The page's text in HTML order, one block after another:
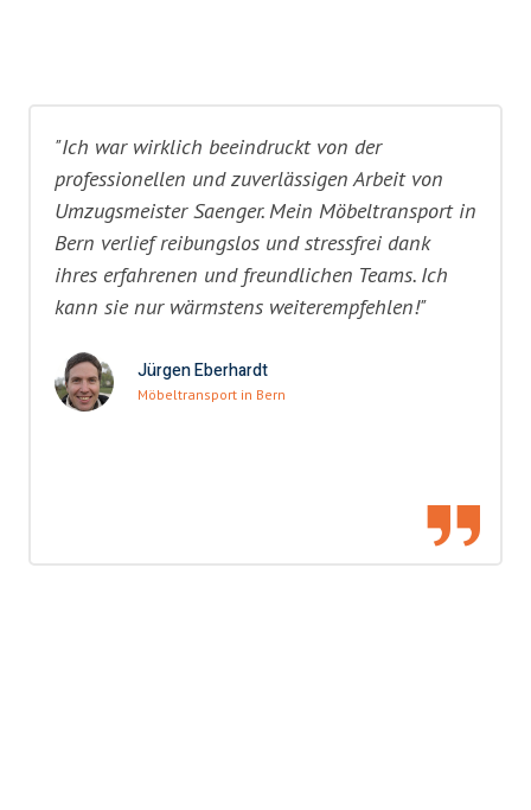
"Ich war wirklich beeindruckt von der
professionellen und zuverlässigen Arbeit von
Umzugsmeister Saenger. Mein Möbeltransport in
Bern verlief reibungslos und stressfrei dank
ihres erfahrenen und freundlichen Teams. Ich
kann sie nur wärmstens weiterempfehlen!"
Jürgen Eberhardt
Möbeltransport in Bern